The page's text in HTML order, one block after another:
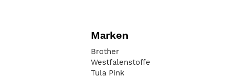
Marken
Brother
Westfalenstoffe
Tula Pink